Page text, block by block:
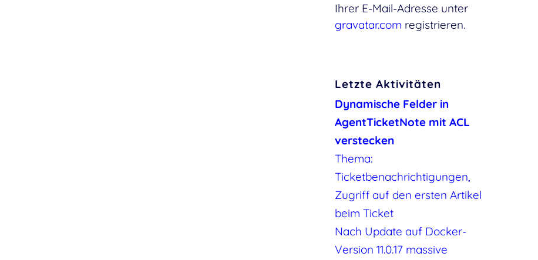
Ihrer E-Mail-Adresse unter
gravatar.com registrieren.
Letzte Aktivitäten
Dynamische Felder in
AgentTicketNote mit ACL
verstecken
Thema:
Ticketbenachrichtigungen,
Zugriff auf den ersten Artikel
beim Ticket
Nach Update auf Docker-
Version 11.0.17 massive